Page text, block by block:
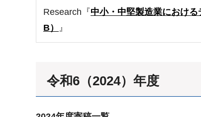
Research『中小・中堅製造業におけ
B）
』
令和6（2024）年度